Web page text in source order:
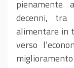
pienamente
decenni,
alimentare in
verso